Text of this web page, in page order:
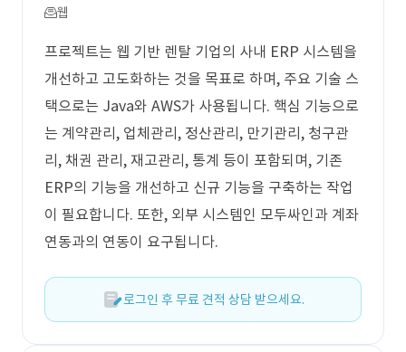
웹
프로젝트는 웹 기반 렌탈 기업의 사내 ERP 시스템을
개선하고 고도화하는 것을 목표로 하며, 주요 기술 스
택으로는 Java와 AWS가 사용됩니다. 핵심 기능으로
는 계약관리, 업체관리, 정산관리, 만기관리, 청구관
리, 채권 관리, 재고관리, 통계 등이 포함되며, 기존
ERP의 기능을 개선하고 신규 기능을 구축하는 작업
이 필요합니다. 또한, 외부 시스템인 모두싸인과 계좌
연동과의 연동이 요구됩니다.
로그인 후 무료 견적 상담 받으세요.